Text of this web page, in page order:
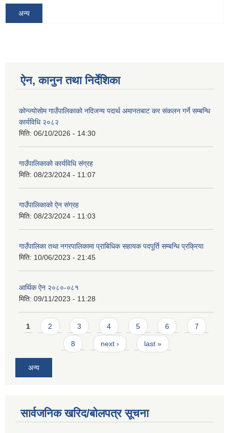
अन्य
ऐन, कानुन तथा निर्देशिका
कोन्ज्योसोम गाउँपालिकाको नदिजन्य पदार्थ अमानतबाट कर संकलन गर्ने सम्बन्धि
कार्यविधि २०८२
मिति: 06/10/2026 - 14:30
गाउँपालिकाको कार्यविधि संग्रह
मिति: 08/23/2024 - 11:07
गाउँपालिकाको ऐन संग्रह
मिति: 08/23/2024 - 11:03
गाउँपालिका तथा नगरपालिकामा प्राबिधिक सहायक पदपूर्ति सम्बन्धि प्रक्रिया
मिति: 10/06/2023 - 21:45
आर्थिक ऐन २०८०-०८१
मिति: 09/11/2023 - 11:28
Pages
1 2 3 4 5 6 7
8 next › last »
अन्य
सार्वजनिक खरिद/बोलपत्र सूचना